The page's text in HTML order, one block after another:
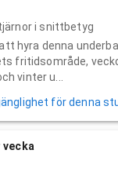
i snittbetyg
hyra denna
fritidsområde,
vinter u...
för denna
vecka